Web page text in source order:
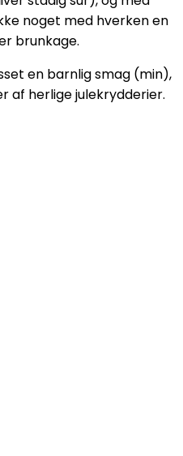
noget med hverken en
brunkage.
en barnlig smag (min),
af herlige julekrydderier.